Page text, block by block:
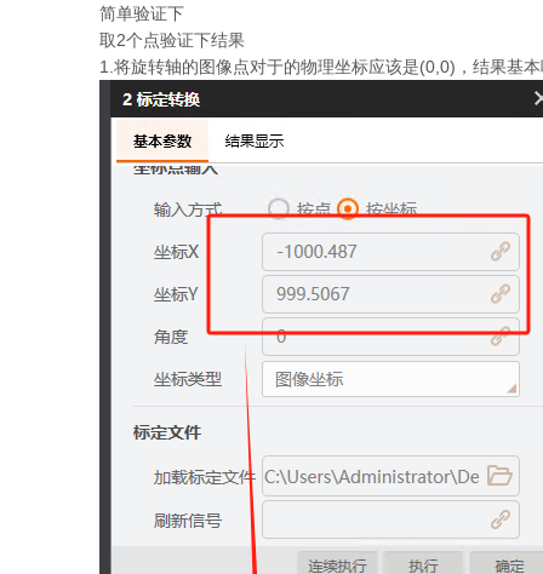
简单验证下
取2个点验证下结果
1.将旋转轴的图像点对于的物理坐标应该是(0,0)，结果基